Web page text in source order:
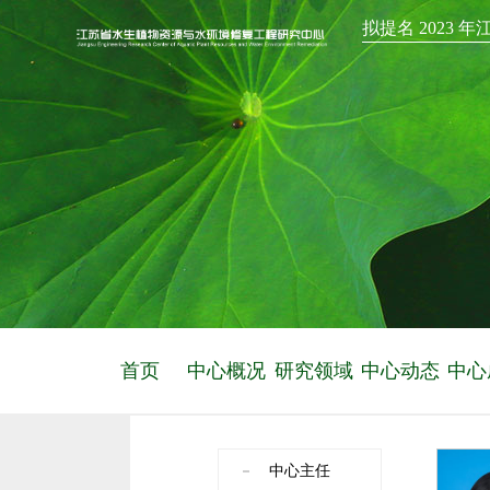
拟提名 2023 年
首页 中心概况 研究领域 中心动态 中
中心主任